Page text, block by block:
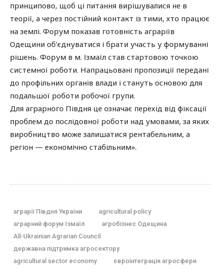
принципово, щоб ці питання вирішувалися не в
теорії, а через постійний контакт із тими, хто працює
на землі. Форум показав готовність аграріїв
Одещини об’єднуватися і брати участь у формуванні
рішень. Форум в м. Ізмаїл став стартовою точкою
системної роботи. Напрацьовані пропозиції передані
до профільних органів влади і стануть основою для
подальшої роботи робочої групи.
Для аграрного Півдня це означає перехід від фіксації
проблем до послідовної роботи над умовами, за яких
виробництво може залишатися рентабельним, а
регіон — економічно стабільним».
аграрії Півдня України
agricultural policy
аграрний форум Ізмаїл
агробізнес Одещина
All-Ukrainian Agrarian Council
державна підтримка агросектору
agricultural sector economy
євроінтеграція агросфери